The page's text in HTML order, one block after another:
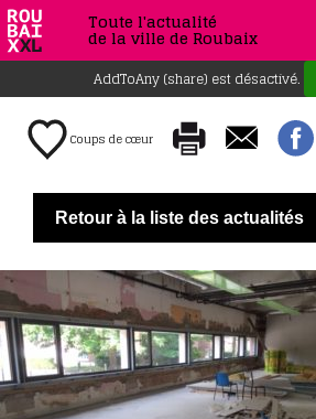
Toute l'actualité
de la ville de Roubaix
AddToAny (share) est désactivé.
Coups de cœur
Retour à la liste des actualités